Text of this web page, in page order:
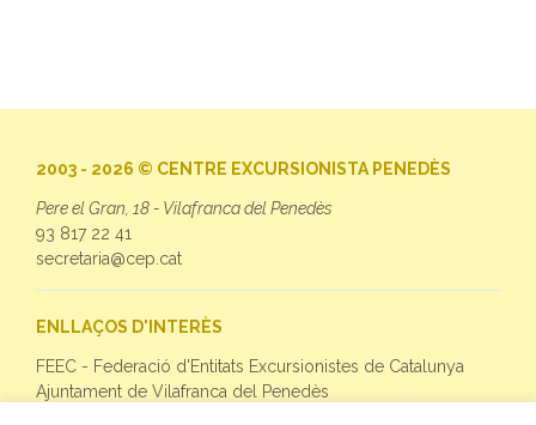
2003 - 2026 © CENTRE EXCURSIONISTA PENEDÈS
Pere el Gran, 18 - Vilafranca del Penedès
93 817 22 41
secretaria@cep.cat
ENLLAÇOS D'INTERÈS
FEEC - Federació d'Entitats Excursionistes de Catalunya
Ajuntament de Vilafranca del Penedès